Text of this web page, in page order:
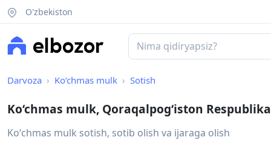
O'zbekiston
Darvoza Ko‘chmas mulk Sotish
Ko‘chmas mulk, Qoraqalpogʻiston
Koʻchmas mulk sotish, sotib olish va ijaraga olish